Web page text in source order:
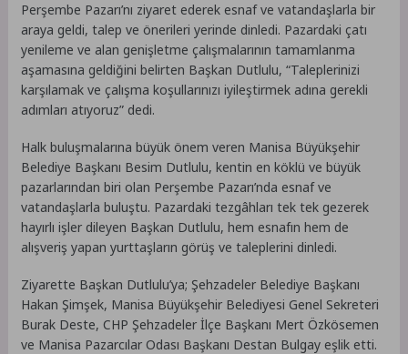
Perşembe Pazarı’nı ziyaret ederek esnaf ve vatandaşlarla bir
araya geldi, talep ve önerileri yerinde dinledi. Pazardaki çatı
yenileme ve alan genişletme çalışmalarının tamamlanma
aşamasına geldiğini belirten Başkan Dutlulu, “Taleplerinizi
karşılamak ve çalışma koşullarınızı iyileştirmek adına gerekli
adımları atıyoruz” dedi.
Halk buluşmalarına büyük önem veren Manisa Büyükşehir
Belediye Başkanı Besim Dutlulu, kentin en köklü ve büyük
pazarlarından biri olan Perşembe Pazarı’nda esnaf ve
vatandaşlarla buluştu. Pazardaki tezgâhları tek tek gezerek
hayırlı işler dileyen Başkan Dutlulu, hem esnafın hem de
alışveriş yapan yurttaşların görüş ve taleplerini dinledi.
Ziyarette Başkan Dutlulu’ya; Şehzadeler Belediye Başkanı
Hakan Şimşek, Manisa Büyükşehir Belediyesi Genel Sekreteri
Burak Deste, CHP Şehzadeler İlçe Başkanı Mert Özkösemen
ve Manisa Pazarcılar Odası Başkanı Destan Bulgay eşlik etti.